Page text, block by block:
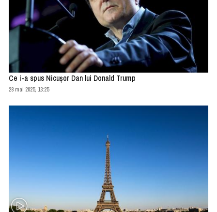
Ce i-a spus Nicușor Dan lui Donald Trump
28 mai 2025, 13:25